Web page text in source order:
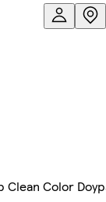
Clean Color